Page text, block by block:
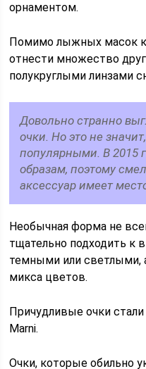
орнаментом.
Помимо лыжных масок
отнести множество
полукруглыми линзами
Довольно странно
очки. Но это не
популярными. В 2015
образам, поэтому
аксессуар имеет
Необычная форма не
тщательно подходить к
темными или светлыми,
микса цветов.
Причудливые очки
Marni.
Очки, которые обильно